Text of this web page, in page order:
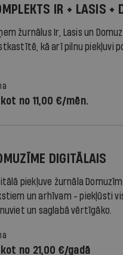
IR + LASIS +
žurnālus Ir, Lasis un
kā arī pilnu piekļuvi
no 11,00 €/mēn.
DIGITĀLAIS
piekļuve žurnāla
un arhīvam - piekļūsti
un saglabā vērtīgāko.
no 21,00 €/gadā